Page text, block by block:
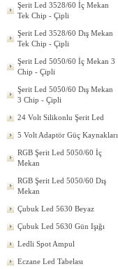
Şerit Led 3528/60 İç Mekan
Tek Chip - Çipli
Şerit Led 3528/60 Dış Mekan
Tek Chip - Çipli
Şerit Led 5050/60 İç Mekan 3
Chip - Çipli
Şerit Led 5050/60 Dış Mekan
3 Chip - Çipli
24 Volt Silikonlu Şerit Led
5 Volt Adaptör Güç Kaynakları
RGB Şerit Led 5050/60 İç
Mekan
RGB Şerit Led 5050/60 Dış
Mekan
Çubuk Led 5630 Beyaz
Çubuk Led 5630 Gün Işığı
Ledli Spot Ampul
Eczane Led Tabelası